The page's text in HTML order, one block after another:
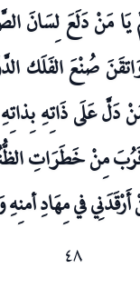
يَا مَنْ دَلَعَ
صُنْعَ الفَلَك
عَلَى ذَاتِهِ
مِنْ خَطَرَاتِ
في مِهَادِ أمنِهِ
٤٨